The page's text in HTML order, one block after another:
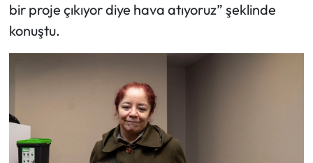
bir proje çıkıyor diye hava atıyoruz” şeklinde
konuştu.